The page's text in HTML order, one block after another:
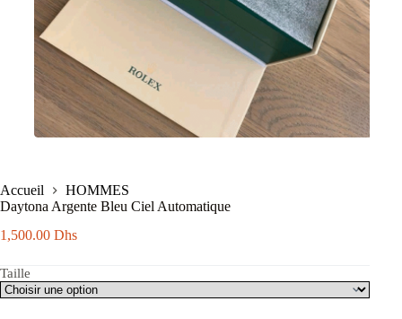
Accueil
HOMMES
Daytona Argente Bleu Ciel Automatique
1,500.00 Dhs
Taille